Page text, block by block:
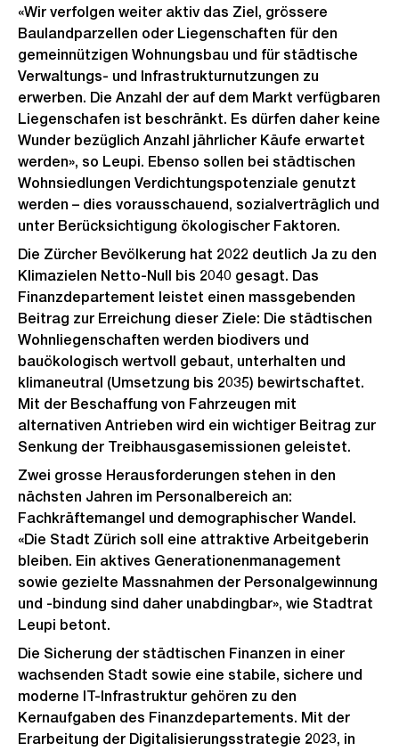
«Wir verfolgen weiter aktiv das Ziel, grössere
Baulandparzellen oder Liegenschaften für den
gemeinnützigen Wohnungsbau und für städtische
Verwaltungs- und Infrastrukturnutzungen zu
erwerben. Die Anzahl der auf dem Markt verfügbaren
Liegenschafen ist beschränkt. Es dürfen daher keine
Wunder bezüglich Anzahl jährlicher Käufe erwartet
werden», so Leupi. Ebenso sollen bei städtischen
Wohnsiedlungen Verdichtungspotenziale genutzt
werden – dies vorausschauend, sozialverträglich und
unter Berücksichtigung ökologischer Faktoren.
Die Zürcher Bevölkerung hat 2022 deutlich Ja zu den
Klimazielen Netto-Null bis 2040 gesagt. Das
Finanzdepartement leistet einen massgebenden
Beitrag zur Erreichung dieser Ziele: Die städtischen
Wohnliegenschaften werden biodivers und
bauökologisch wertvoll gebaut, unterhalten und
klimaneutral (Umsetzung bis 2035) bewirtschaftet.
Mit der Beschaffung von Fahrzeugen mit
alternativen Antrieben wird ein wichtiger Beitrag zur
Senkung der Treibhausgasemissionen geleistet.
Zwei grosse Herausforderungen stehen in den
nächsten Jahren im Personalbereich an:
Fachkräftemangel und demographischer Wandel.
«Die Stadt Zürich soll eine attraktive Arbeitgeberin
bleiben. Ein aktives Generationenmanagement
sowie gezielte Massnahmen der Personalgewinnung
und -bindung sind daher unabdingbar», wie Stadtrat
Leupi betont.
Die Sicherung der städtischen Finanzen in einer
wachsenden Stadt sowie eine stabile, sichere und
moderne IT-Infrastruktur gehören zu den
Kernaufgaben des Finanzdepartements. Mit der
Erarbeitung der Digitalisierungsstrategie 2023, in